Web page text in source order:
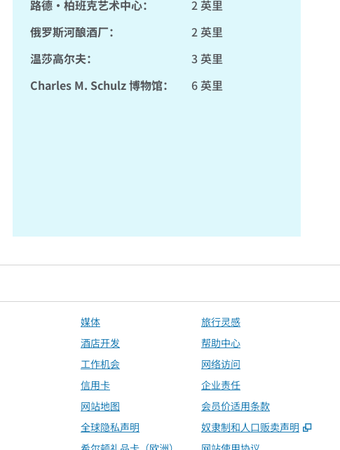
路德·柏班克艺术中心：
2 英里
俄罗斯河酿酒厂：
2 英里
温莎高尔夫：
3 英里
Charles M. Schulz 博物馆：
6 英里
媒体
酒店开发
工作机会
信用卡
网站地图
全球隐私声明
旅行灵感
帮助中心
网络访问
企业责任
会员价适用条款
奴隶制和人口贩卖声明
,